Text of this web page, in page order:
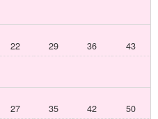
22 29 36 43
27 35 42 50